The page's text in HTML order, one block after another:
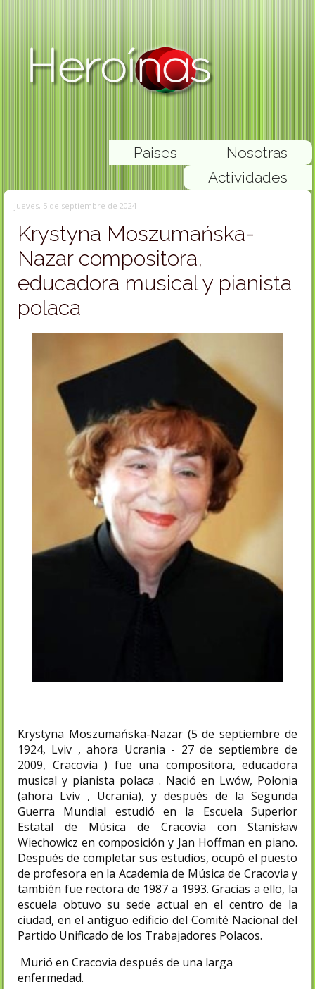
Nosotras
Paises
Actividades
jueves, 5 de septiembre de 2024
Krystyna Moszumańska-
Nazar compositora,
educadora musical y pianista
polaca
Krystyna Moszumańska-Nazar (5 de septiembre de
1924, Lviv , ahora Ucrania - 27 de septiembre de
2009, Cracovia ) fue una compositora, educadora
musical y pianista polaca . Nació en Lwów, Polonia
(ahora Lviv , Ucrania), y después de la Segunda
Guerra Mundial estudió en la Escuela Superior
Estatal de Música de Cracovia con Stanisław
Wiechowicz en composición y Jan Hoffman en piano.
Después de completar sus estudios, ocupó el puesto
de profesora en la Academia de Música de Cracovia y
también fue rectora de 1987 a 1993. Gracias a ello, la
escuela obtuvo su sede actual en el centro de la
ciudad, en el antiguo edificio del Comité Nacional del
Partido Unificado de los Trabajadores Polacos.
Murió en Cracovia después de una larga
enfermedad.